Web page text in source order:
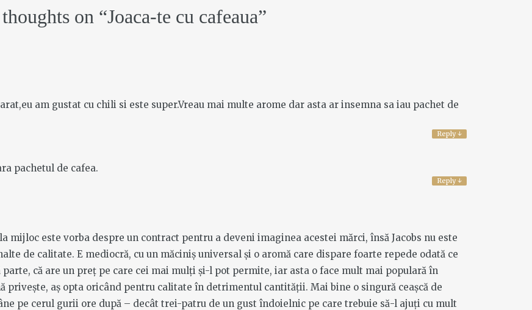
on “Joaca-te cu cafeaua”
am gustat cu chili si este super.Vreau mai multe arome dar asta ar insemna sa iau pachet de
Reply↓
pachetul de cafea.
Reply↓
mijloc este vorba despre un contract pentru a deveni imaginea acestei mărci, însă Jacobs nu este
de calitate. E mediocră, cu un măciniș universal și o aromă care dispare foarte repede odată ce
că are un preț pe care cei mai mulți și-l pot permite, iar asta o face mult mai populară în
privește, aș opta oricând pentru calitate în detrimentul cantității. Mai bine o singură ceașcă de
pe cerul gurii ore după – decât trei-patru de un gust îndoielnic pe care trebuie să-l ajuți cu mult